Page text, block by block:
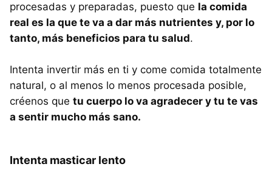
procesadas y preparadas, puesto que la comida
real es la que te va a dar más nutrientes y, por lo
tanto, más beneficios para tu salud.
Intenta invertir más en ti y come comida totalmente
natural, o al menos lo menos procesada posible,
créenos que tu cuerpo lo va agradecer y tu te vas
a sentir mucho más sano.
Intenta masticar lento